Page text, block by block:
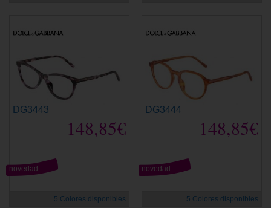
DG3443
148,85€
novedad
5 Colores disponibles
DG3444
148,85€
novedad
5 Colores disponibles